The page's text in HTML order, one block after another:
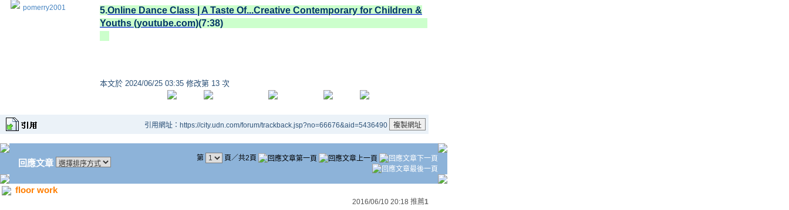
pomerry2001 5.Online Dance Class | A Taste Of...Creative Contemporary for Children &
Youths (youtube.com)(7:38)
本文於 2024/06/25 03:35 修改第 13 次
引用網址：https://city.udn.com/forum/trackback.jsp?no=66676&aid=5436490
回應文章 第 頁／共2頁
floor work
2016/06/10 20:18 推薦1